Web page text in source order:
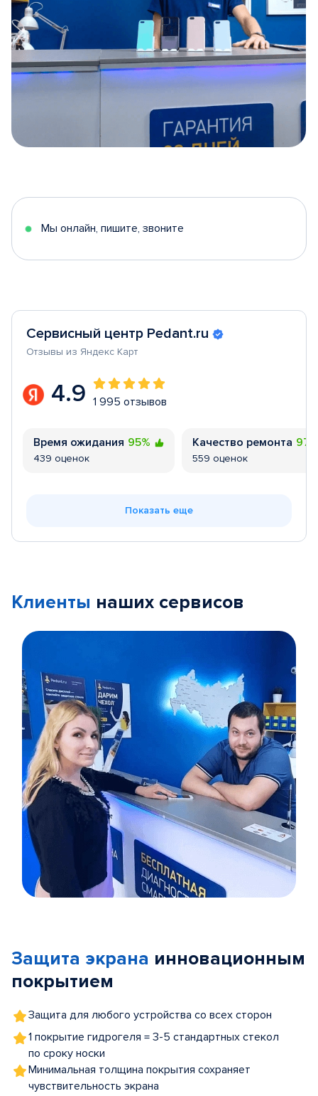
5
Мы онлайн, пишите, звоните
Сервисный центр Pedant.ru
Отзывы из Яндекс Карт
4.9 1 995 отзывов
Время ожидания 95%
439 оценок
Качество ремонта
559 оценок
Показать еще
Клиенты наших сервисов
5
Защита экрана инновационным
покрытием
Защита для любого устройства со всех сторон
1 покрытие гидрогеля = 3-5 стандартных стекол
по сроку носки
Минимальная толщина покрытия сохраняет
чувствительность экрана